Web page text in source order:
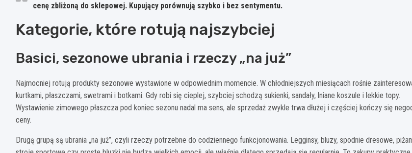
cenę zbliżoną do sklepowej. Kupujący porównują szybko i bez sentymentu.
Kategorie, które rotują najszybciej
Basici, sezonowe ubrania i rzeczy „na już”
Najmocniej rotują produkty sezonowe wystawione w odpowiednim momencie. W chłodniejszych miesiącach rośnie
kurtkami, płaszczami, swetrami i botkami. Gdy robi się cieplej, szybciej schodzą sukienki, sandały, lniane koszule i lekkie topy.
Wystawienie zimowego płaszcza pod koniec sezonu nadal ma sens, ale sprzedaż zwykle trwa dłużej i częściej kończy się
ceny.
Drugą grupą są ubrania „na już”, czyli rzeczy potrzebne do codziennego funkcjonowania. Legginsy, bluzy, spodnie dresowe,